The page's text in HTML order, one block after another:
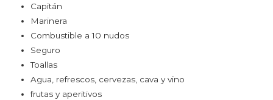
Capitán
Marinera
Combustible a 10 nudos
Seguro
Toallas
Agua, refrescos, cervezas, cava y vino
frutas y aperitivos